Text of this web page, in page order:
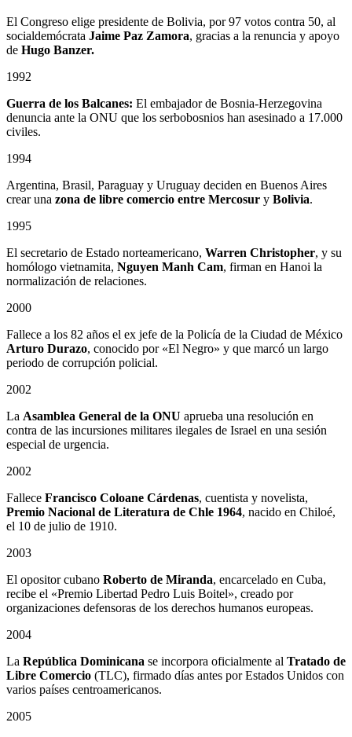
El Congreso elige presidente de Bolivia, por 97 votos contra 50, al
socialdemócrata Jaime Paz Zamora, gracias a la renuncia y apoyo
de Hugo Banzer.
1992
Guerra de los Balcanes: El embajador de Bosnia-Herzegovina
denuncia ante la ONU que los serbobosnios han asesinado a 17.000
civiles.
1994
Argentina, Brasil, Paraguay y Uruguay deciden en Buenos Aires
crear una zona de libre comercio entre Mercosur y Bolivia.
1995
El secretario de Estado norteamericano, Warren Christopher, y su
homólogo vietnamita, Nguyen Manh Cam, firman en Hanoi la
normalización de relaciones.
2000
Fallece a los 82 años el ex jefe de la Policía de la Ciudad de México
Arturo Durazo, conocido por «El Negro» y que marcó un largo
periodo de corrupción policial.
2002
La Asamblea General de la ONU aprueba una resolución en
contra de las incursiones militares ilegales de Israel en una sesión
especial de urgencia.
2002
Fallece Francisco Coloane Cárdenas, cuentista y novelista,
Premio Nacional de Literatura de Chle 1964, nacido en Chiloé,
el 10 de julio de 1910.
2003
El opositor cubano Roberto de Miranda, encarcelado en Cuba,
recibe el «Premio Libertad Pedro Luis Boitel», creado por
organizaciones defensoras de los derechos humanos europeas.
2004
La República Dominicana se incorpora oficialmente al Tratado de
Libre Comercio (TLC), firmado días antes por Estados Unidos con
varios países centroamericanos.
2005